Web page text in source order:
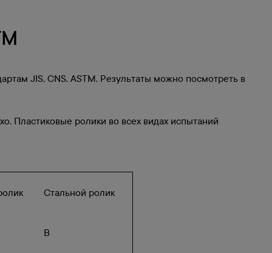
JIS, CNS, ASTM. Результаты можно посмотреть в
Пластиковые ролики во всех видах испытаний
Стальной ролик
B